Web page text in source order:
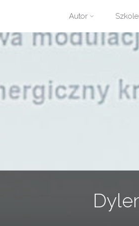
Przejdź
do
Autor